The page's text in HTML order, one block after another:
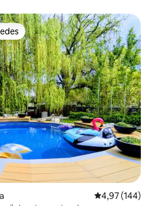
más destacados
Calificación
4,97 (144)